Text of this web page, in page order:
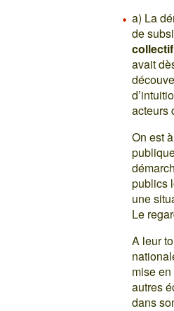
a) La
de
collectif
avait
acteurs
On est
publics
une
Le
A leur
mise
autres
dans